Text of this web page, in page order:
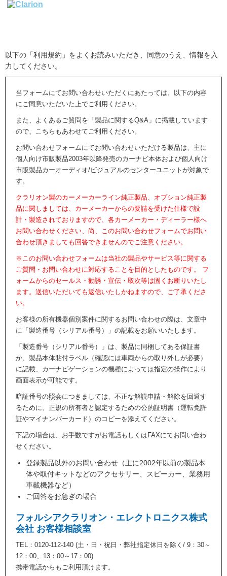
以下の「利用規約」をよくお読みいただき、同意のうえ、情報を入
力してください。
当フォームにてお問い合わせいただくにあたっては、以下の内容
にご同意いただいた上でご利用ください。
また、よくあるご質問を「製品に関するQ&A」に掲載しています
ので、こちらもあわせてご利用ください。
お問い合わせフォームにてお問い合わせいただける製品は、主に
個人向け市販製品2003年以降発売のカーナビ本体および個人向け
市販製品カーオーディオ/ビジュアルのセンターユニットが対象で
す。
クラリオン製のカーメーカーライン純正製品、オプション純正製
品に関しましては、カーメーカーからの要請を受けた仕様で設
計・製造されておりますので、各カーメーカー・ディーラー様へ
お問い合わせください、尚、このお問い合わせフォームでお問い
合わせ頂きましても回答できませんのでご注意ください。
※このお問い合わせフォームは当社の製品やサービス等に関する
ご質問・お問い合わせに対応することを目的としたものです。 フ
ォームからのセールス・勧誘・宣伝・取次等は固くお断りいたし
ます。送信いただいても返信いたしかねますので、ご了承くださ
い。
お客様の所有機器個別案件に関するお問い合わせの際は、文章中
に「製造番号（シリアル番号）」の記載をお願いいたします。
「製造番号（シリアル番号）」は、製品に同梱してある保証書
か、製品本体貼付ラベル（確認には車両からの取り外しが必要）
に記載、カーナビゲーションの機種によっては指定の操作により
画面表示が可能です。
暗証番号の照会につきましては、不正な解読申請・解除を回避す
るために、正規の所有者と認定するための公的証明書（運転免許
証やマイナンバーカード）のコピーを添えてください。
下記の場合は、お手数ですがお電話もしくはFAXにてお問い合わ
せください。
登録製品以外のお問い合わせ（主に2002年以前の製品本
体や取付キットなどのアクセサリー、スピーカー、業務用
車載機器など）
ご回答をお急ぎの場合
フォルシアクラリオン・エレクトロニクス株式
会社 お客様相談室
TEL：0120-112-140 (土・日・祝日・弊社指定休日を除く/ 9：30～
12：00、13：00～17：00)
携帯電話からもご利用頂けます。